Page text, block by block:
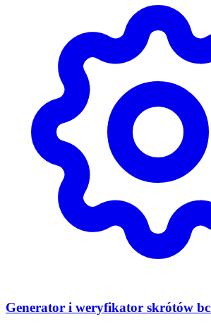
Generator i weryfikator skrótów